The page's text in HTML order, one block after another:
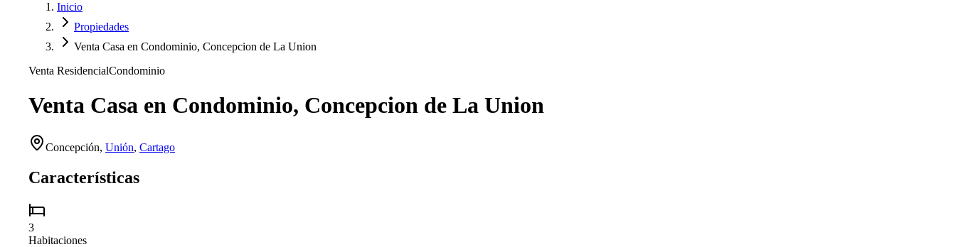
Inicio
Propiedades
Venta Casa en Condominio, Concepcion de La Union
Venta ResidencialCondominio
Venta Casa en Condominio, Concepcion de La Union
Concepción, Unión, Cartago
Características
3
Habitaciones